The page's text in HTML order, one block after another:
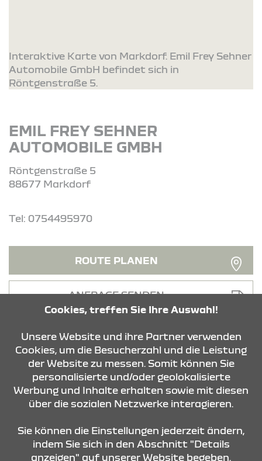
Interaktive Karte von Markdorf. Emil Frey Sehner
Automobile GmbH befindet sich in
Röntgenstraße 5.
EMIL FREY SEHNER
AUTOMOBILE GMBH
Röntgenstraße 5
88677 Markdorf
Tel: 0754495970
ROUTE PLANEN
ANFRAGE SENDEN
KONTAKT & ANFAHRT
STANDORTE
Cookies, treffen Sie Ihre Auswahl!
Unsere Website und ihre Partner verwenden
Cookies, um die Besucherzahl und die Leistung
der Website zu messen. Somit können Sie
personalisierte und/oder geolokalisierte
Werbung und Inhalte erhalten sowie mit diesen
über die sozialen Netzwerke interagieren.
Sie können die Einstellungen jederzeit ändern,
indem Sie sich in den Abschnitt "Details
anzeigen" auf unserer Website begeben.